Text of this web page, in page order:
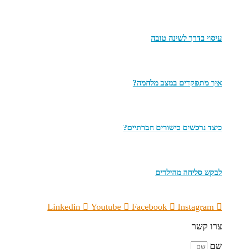
עיסוי בדרך לשינה טובה
איך מתפקדים במצב מלחמה?
כיצד נרכשים כישורים חברתיים?
לבקש סליחה מהילדים
Linkedin Youtube Facebook
Instagram
צרו קשר
שם